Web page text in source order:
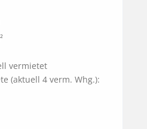
vermietet
(aktuell 4 verm. Whg.):